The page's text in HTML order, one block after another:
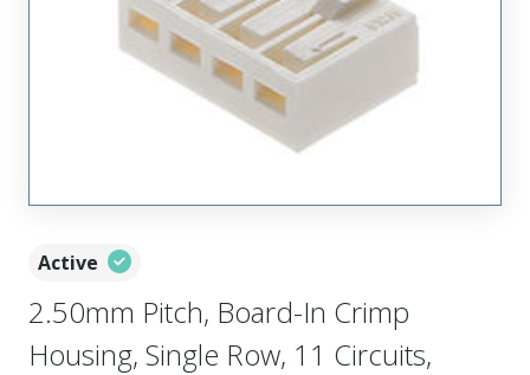
Active
2.50mm Pitch, Board-In Crimp
Housing, Single Row, 11 Circuits,